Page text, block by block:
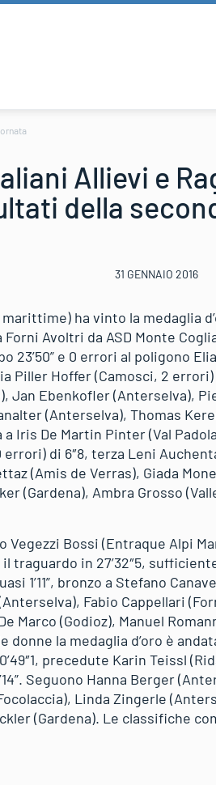
Allievi e
della
31 GENNAIO 2016
ha vinto la medaglia
Avoltri da ASD Monte
23’50” e 0 errori al poligono
Piller Hoffer (Camosci, 2
Jan Ebenkofler (Anterselva),
(Anterselva), Thomas
Iris De Martin Pinter (Val
errori) di 6″8, terza Leni
(Amis de Verras), Giada
(Gardena), Ambra Grosso
Vegezzi Bossi (Entraque Alpi
traguardo in 27’32″5,
1’11”, bronzo a Stefano
Fabio Cappellari
Marco (Godioz), Manuel
donne la medaglia d’oro è
precedute Karin Teissl
Seguono Hanna Berger
Linda Zingerle
(Gardena). Le classifiche